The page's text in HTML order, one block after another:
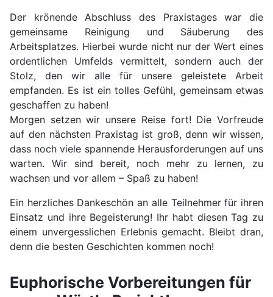
Der krönende Abschluss des Praxistages war die
gemeinsame Reinigung und Säuberung des
Arbeitsplatzes. Hierbei wurde nicht nur der Wert eines
ordentlichen Umfelds vermittelt, sondern auch der
Stolz, den wir alle für unsere geleistete Arbeit
empfanden. Es ist ein tolles Gefühl, gemeinsam etwas
geschaffen zu haben!
Morgen setzen wir unsere Reise fort! Die Vorfreude
auf den nächsten Praxistag ist groß, denn wir wissen,
dass noch viele spannende Herausforderungen auf uns
warten. Wir sind bereit, noch mehr zu lernen, zu
wachsen und vor allem – Spaß zu haben!
Ein herzliches Dankeschön an alle Teilnehmer für ihren
Einsatz und ihre Begeisterung! Ihr habt diesen Tag zu
einem unvergesslichen Erlebnis gemacht. Bleibt dran,
denn die besten Geschichten kommen noch!
Euphorische Vorbereitungen für